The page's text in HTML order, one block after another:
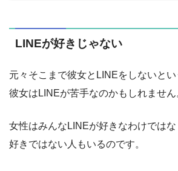
LINEが好きじゃない
元々そこまで彼女とLINEをしないと
彼女はLINEが苦手なのかもしれません
女性はみんなLINEが好きなわけでは
好きではない人もいるのです。